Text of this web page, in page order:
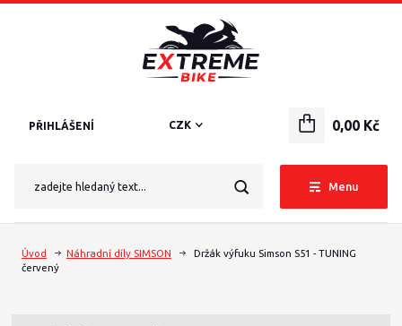
Menu
CZK
PŘIHLÁŠENÍ 0,00 Kč
Úvod Náhradní díly SIMSON
Držák výfuku Simson S51 - TUNING
červený